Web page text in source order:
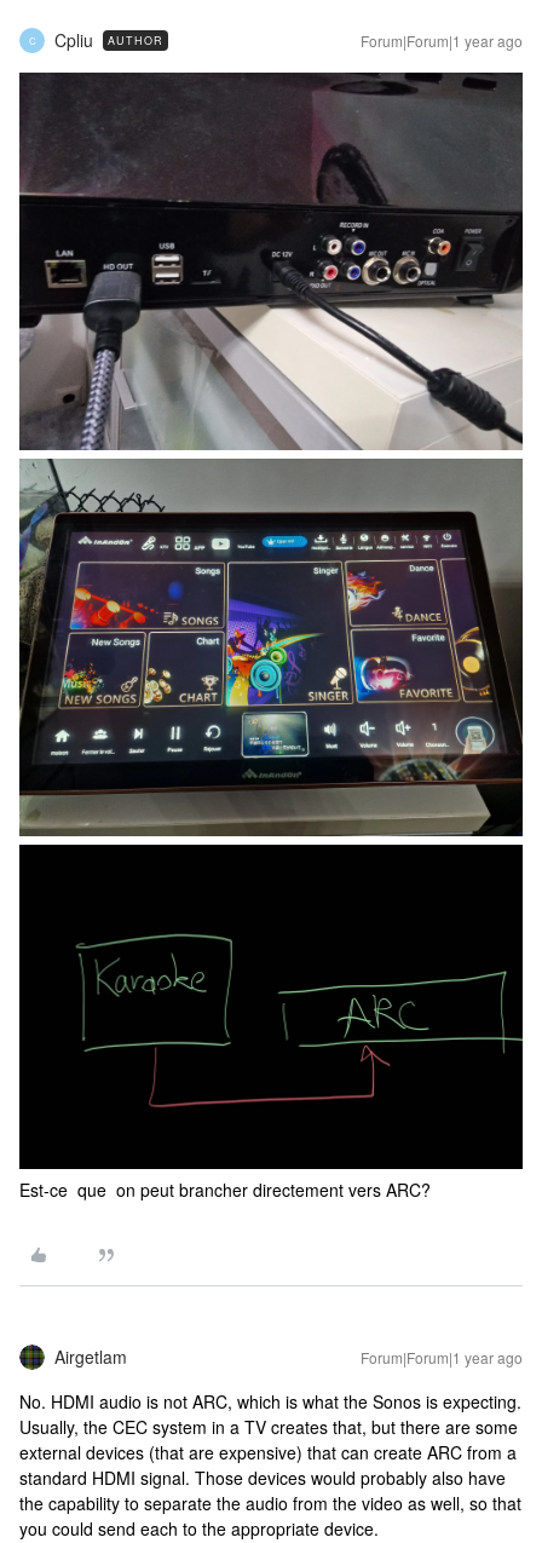
C Cpliu AUTHOR Forum|Forum|1 year ago
Est-ce que on peut brancher directement vers ARC?
Airgetlam Forum|Forum|1 year ago
No. HDMI audio is not ARC, which is what the Sonos is expecting.
Usually, the CEC system in a TV creates that, but there are some
external devices (that are expensive) that can create ARC from a
standard HDMI signal. Those devices would probably also have
the capability to separate the audio from the video as well, so that
you could send each to the appropriate device.